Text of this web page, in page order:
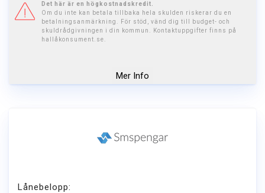
Det här är en högkostnadskredit.
Om du inte kan betala tillbaka hela skulden riskerar du en
betalningsanmärkning. För stöd, vänd dig till budget- och
skuldrådgivningen i din kommun. Kontaktuppgifter finns på
hallåkonsument.se.
Mer Info
Lånebelopp: